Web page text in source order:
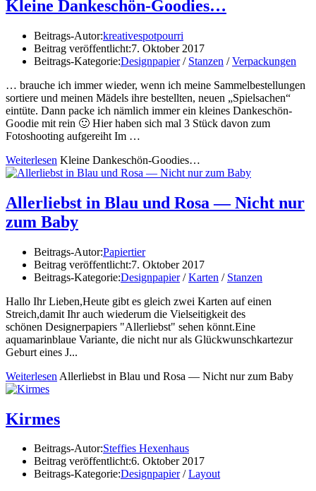
Kleine Dankeschön-Goodies…
Beitrags-Autor:kreativespotpourri
Beitrag veröffentlicht:7. Oktober 2017
Beitrags-Kategorie:Designpapier / Stanzen / Verpackungen
… brauche ich immer wieder, wenn ich meine Sammelbestellungen
sortiere und meinen Mädels ihre bestellten, neuen „Spielsachen“
eintüte. Dann packe ich nämlich immer ein kleines Dankeschön-
Goodie mit rein 🙂 Hier haben sich mal 3 Stück davon zum
Fotoshooting aufgereiht Im …
Weiterlesen Kleine Dankeschön-Goodies…
Allerliebst in Blau und Rosa — Nicht nur
zum Baby
Beitrags-Autor:Papiertier
Beitrag veröffentlicht:7. Oktober 2017
Beitrags-Kategorie:Designpapier / Karten / Stanzen
Hallo Ihr Lieben,Heute gibt es gleich zwei Karten auf einen
Streich,damit Ihr auch wiederum die Vielseitigkeit des
schönen Designerpapiers "Allerliebst" sehen könnt.Eine
aquamarinblaue Variante, die nicht nur als Glückwunschkartezur
Geburt eines J...
Weiterlesen Allerliebst in Blau und Rosa — Nicht nur zum Baby
Kirmes
Beitrags-Autor:Steffies Hexenhaus
Beitrag veröffentlicht:6. Oktober 2017
Beitrags-Kategorie:Designpapier / Layout